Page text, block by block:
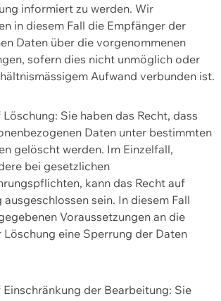
informiert zu werden. Wir
in diesem Fall die Empfänger der
Daten über die vorgenommenen
sofern dies nicht unmöglich oder
Aufwand verbunden ist.
Löschung: Sie haben das Recht, dass
Daten unter bestimmten
gelöscht werden. Im Einzelfall,
bei gesetzlichen
kann das Recht auf
ausgeschlossen sein. In diesem Fall
Voraussetzungen an die
Löschung eine Sperrung der Daten
Einschränkung der Bearbeitung: Sie